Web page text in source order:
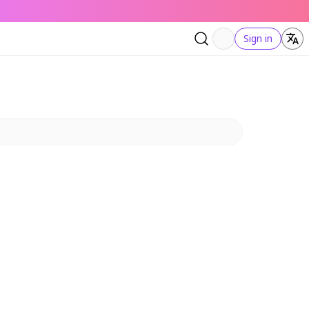
Sign in